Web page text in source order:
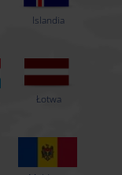
Islandia
Łotwa